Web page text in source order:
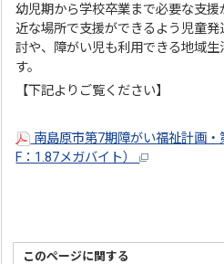
幼児期から学校卒業まで必要な支
近な場所で支援ができるよう児童
討や、障がい児も利用できる地域
す。
【下記よりご覧ください】
南島原市第7期障がい福祉計画
F：1.87メガバイト）
このページに関する